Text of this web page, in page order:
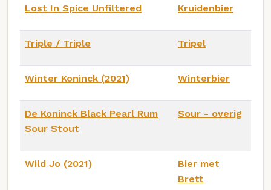
Lost In Spice Unfiltered Kruidenbier
Triple / Triple Tripel
Winter Koninck (2021) Winterbier
De Koninck Black Pearl Rum
Sour Stout
Sour - overig
Wild Jo (2021)
Bier met
Brett